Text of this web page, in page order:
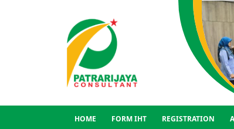
HOME FORM IHT REGISTRATION